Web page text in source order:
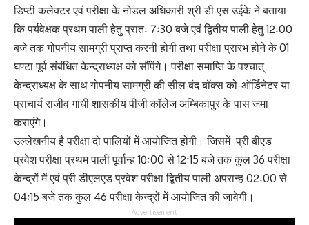
डिप्टी कलेक्टर एवं परीक्षा के नोडल अधिकारी श्री डी एस उईके ने बताया
कि पर्यवेक्षक प्रथम पाली हेतु प्रातः 7ः30 बजे एवं द्वितीय पाली हेतु 12ः00
बजे तक गोपनीय सामग्री प्राप्त करनी होगी तथा परीक्षा प्रारंभ होने के 01
घण्टा पूर्व संबंधित केन्द्राध्यक्ष को सौंपेंगे। परीक्षा समाप्ति के पश्चात्
केन्द्राध्यक्ष के साथ गोपनीय सामग्री की सील बंद बॉक्स को-ऑर्डिनेटर या
प्राचार्य राजीव गांधी शासकीय पीजी कॉलेज अम्बिकापुर के पास जमा
कराएंगे।
उल्लेखनीय है परीक्षा दो पालियों में आयोजित होगी। जिसमें प्री बीएड
प्रवेश परीक्षा प्रथम पाली पूर्वान्ह 10ः00 से 12ः15 बजे तक कुल 36 परीक्षा
केन्द्रों में एवं प्री डीएलएड प्रवेश परीक्षा द्वितीय पाली अपरान्ह 02ः00 से
04ः15 बजे तक कुल 46 परीक्षा केन्द्रों में आयोजित की जावेगी।
Advertisement